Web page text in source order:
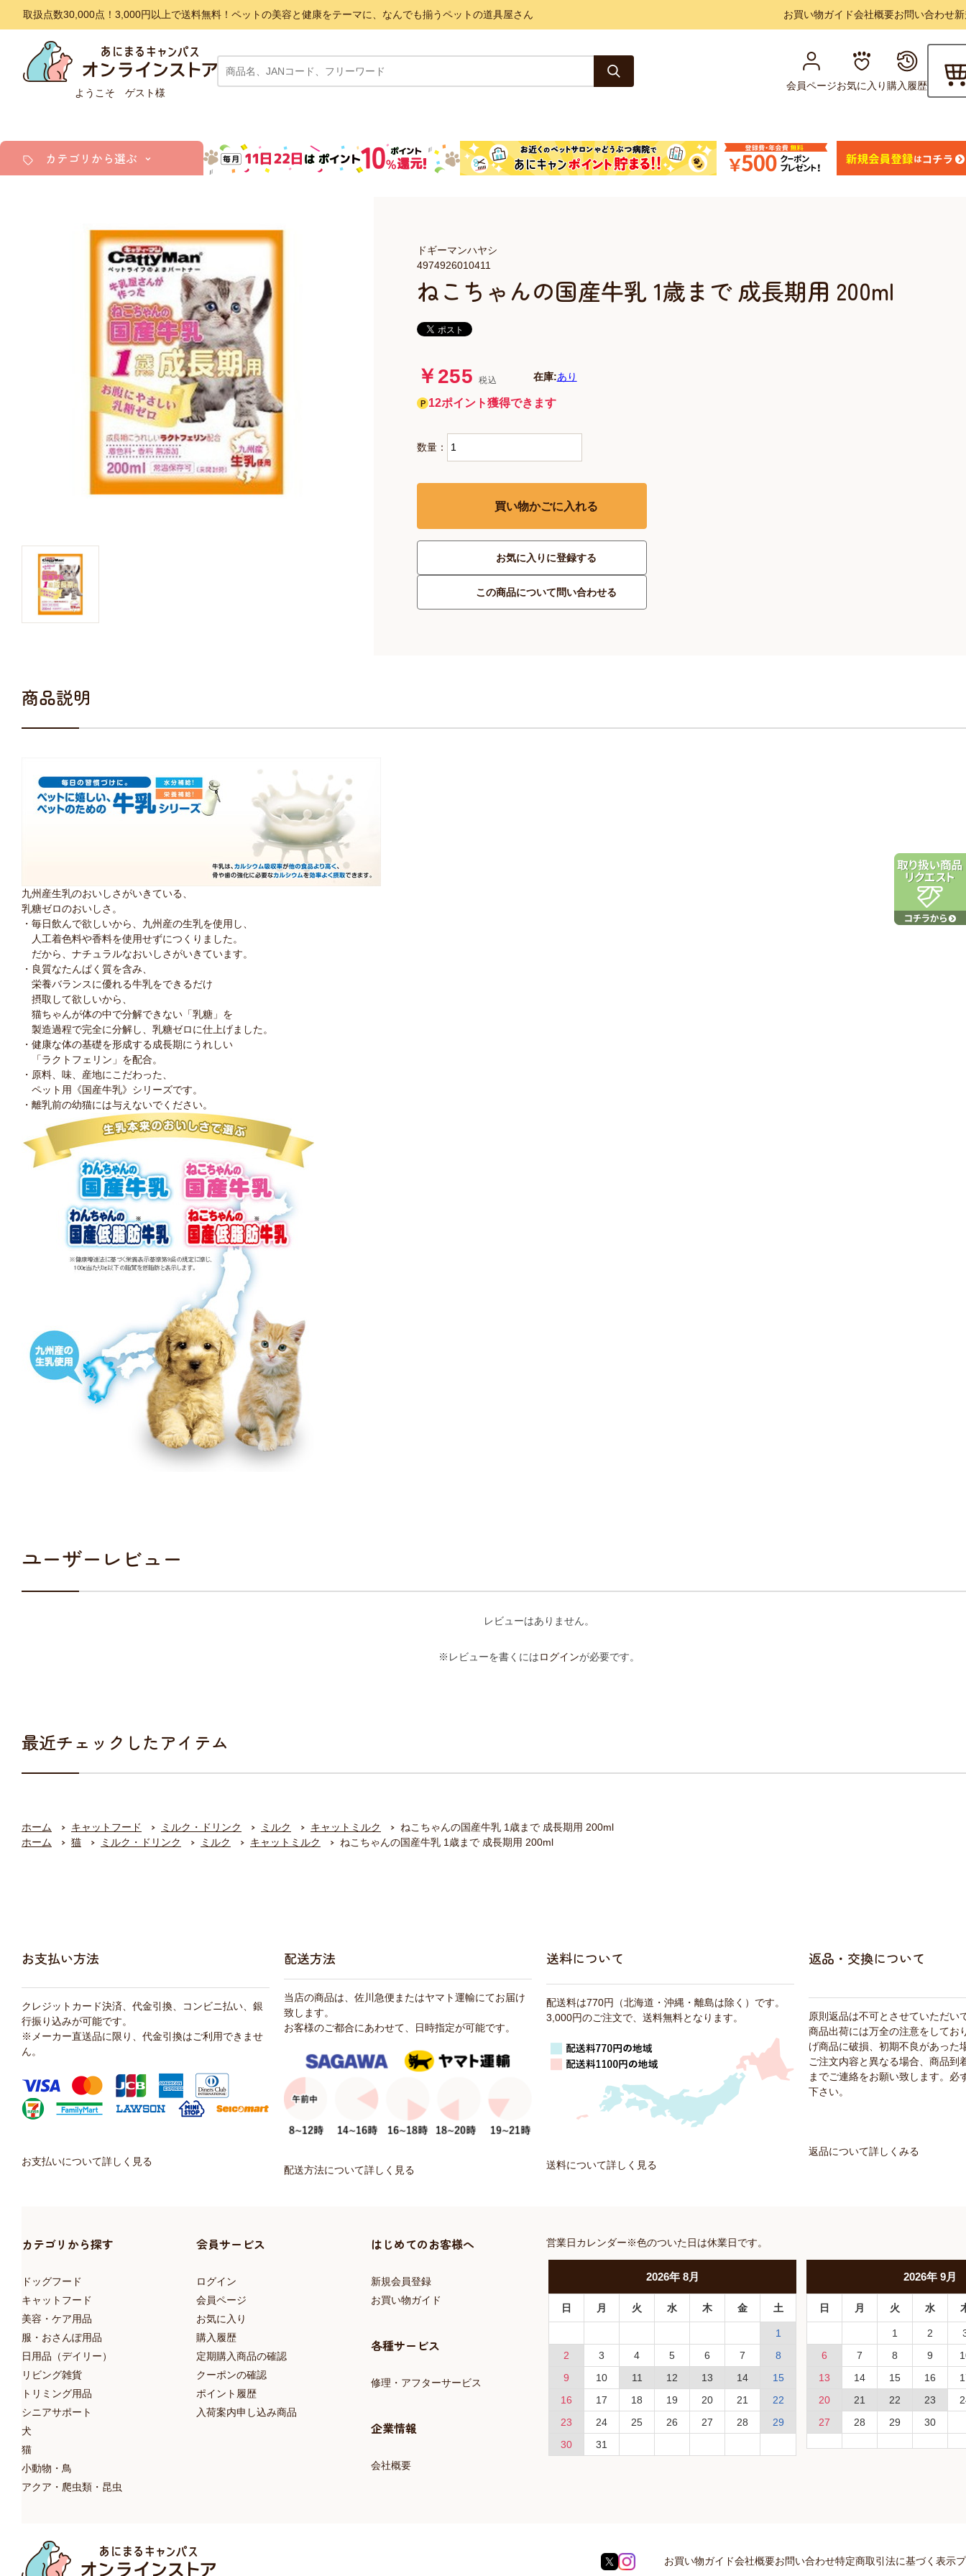
取扱点数30,000点！3,000円以上で送料無料！ペットの美容と健康をテーマに、なんでも揃うペットの道具屋さん お買い物ガイド会社概要お問い合わせ
ようこそ ゲスト様
会員ページお気に入り購入履歴
カテゴリから選ぶ
アクア・爬虫類・昆虫
服・おさんぽ用品
日用品（デイリー）
リビング雑貨
シニアサポート
ねこちゃんの国産牛乳 1歳まで 成長期用 200ml
4974926010411
ドギーマンハヤシ
￥255 税込 在庫:あり
12ポイント獲得できます
数量：
買い物かごに入れる
お気に入りに登録する
この商品について問い合わせる
商品説明
九州産生乳のおいしさがいきている、
乳糖ゼロのおいしさ。
・毎日飲んで欲しいから、九州産の生乳を使用し、
人工着色料や香料を使用せずにつくりました。
だから、ナチュラルなおいしさがいきています。
・良質なたんぱく質を含み、
栄養バランスに優れる牛乳をできるだけ
摂取して欲しいから、
猫ちゃんが体の中で分解できない「乳糖」を
製造過程で完全に分解し、乳糖ゼロに仕上げました。
・健康な体の基礎を形成する成長期にうれしい
「ラクトフェリン」を配合。
・原料、味、産地にこだわった、
ペット用《国産牛乳》シリーズです。
・離乳前の幼猫には与えないでください。
ユーザーレビュー
レビューはありません。
※レビューを書くにはログインが必要です。
最近チェックしたアイテム
ホーム キャットフード ミルク・ドリンク ミルク キャットミルク
ねこちゃんの国産牛乳 1歳まで 成長期用 200ml
ホーム
猫 ミルク・ドリンク ミルク キャットミルク ねこちゃんの国産牛乳 1歳まで 成長期用 200ml
お支払い方法
クレジットカード決済、代金引換、コンビニ払い、銀
行振り込みが可能です。
※メーカー直送品に限り、代金引換はご利用できませ
ん。
お支払いについて詳しく見る
配送方法
当店の商品は、佐川急便またはヤマト運輸にてお届け
致します。
お客様のご都合にあわせて、日時指定が可能です。
配送方法について詳しく見る
送料について
配送料は770円（北海道・沖縄・離島は除く）です。
3,000円のご注文で、送料無料となります。
送料について詳しく見る
返品・交換について
原則返品は不可とさせていただい
商品出荷には万全の注意をしてお
げ商品に破損、初期不良があった
ご注文内容と異なる場合、商品到
までご連絡をお願い致します。必
下さい。
返品について詳しくみる
カテゴリから探す
ドッグフード
キャットフード
美容・ケア用品
服・おさんぽ用品
日用品（デイリー）
リビング雑貨
トリミング用品
シニアサポート
犬
猫
小動物・鳥
アクア・爬虫類・昆虫
会員サービス
ログイン
会員ページ
お気に入り
購入履歴
定期購入商品の確認
クーポンの確認
ポイント履歴
入荷案内申し込み商品
はじめてのお客様へ
新規会員登録
お買い物ガイド
各種サービス
修理・アフターサービス
企業情報
会社概要
営業日カレンダー※色のついた日は休業日です。
2026年 8月
日 月 火 水 木 金 土
1
2
3 4 5 6 7
8
9
10 11 12 13 14
15
16
17 18 19 20 21
22
23
24 25 26 27 28
29
30
31
2026年9月
日 月 火 水
1 2
6
7 8 9
13
14 15 16
20
21 22 23
27
28 29 30
お買い物ガイド会社概要お問い合わせ特定商取引法に基づく表示